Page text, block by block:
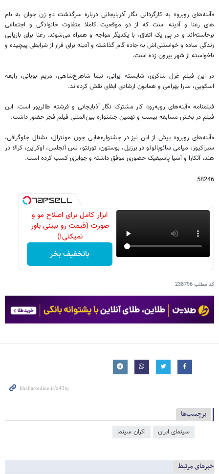
«آینه‌های رو‌برو» به کارگردانی نگار آذربایجانی درباره سرگذشت دو زن جوان به نام
های رعنا و آدینه است که از دو موقعیت کاملا متفاوت خانوادگی و اجتماعی
برخاسته‌اند و در پی یک اتفاق، با یکدیگر مواجه و همراه می‌شوند. رعنا برای بازیابی
زندگی ساده و خواستنی‌اش به جاده گام گذاشته و آدینه برای فرار از شرایطی پیچیده و
ناخواسته از شهر بیرون زده است.
در این فیلم غزل شاکری، شایسته ایرانی، نیما شاهرخ‌شاهی، مریم بوبانی، رابعه
اسکویی، سارا بهرامی و همایون ارشادی ایفای نقش کرده‌اند.
فیلمنامه «آینه‌های رو‌به‌رو» کار مشترک نگار آذبایجانی و فرشته طائرپور است. این
فیلم در بخش مسابقه بیست و نهمین جشنواره بین‌المللی فیلم فجر حضور داشت.
«آینه‌های روبرو» پیش از این نیز در جشنواره‌هایی چون مونترال، نشنال جئوگرافی،
سیراکیوز، میامی سائوپائولو در برزیل، بوستون، تورنتو، لس آنجلس، اوکراین، کرالا در
هند، آنکارا و آسیا پاسیفیک حضوری موفق داشته و جوایزی کسب کرده است.
58246
ابزار کامل برای اصلاح مو و
صورت (قیمت رو ببینی باور
نمیکنی!)
باتخفیف بخر
کد مطلب238796
برچسب‌ها
سینمای ایران اکران سینما
خبرهای مرتبط